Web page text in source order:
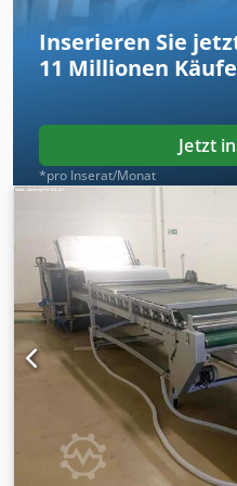
Inserieren Sie
11 Millionen
Jetzt
*pro Inserat/Monat